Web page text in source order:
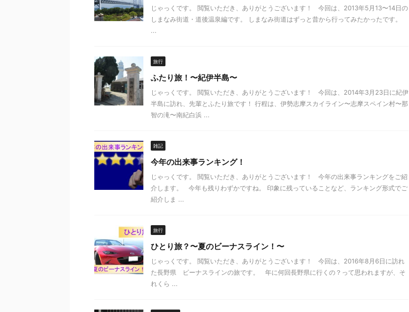
じゃっくです。 閲覧いただき、ありがとうございます！ 今回は、2013年5月13〜14日の
しまなみ街道・道後温泉編です。 しまなみ街道はずっと昔から行ってみたかったです。
...
旅行
ふたり旅！〜紀伊半島〜
じゃっくです。 閲覧いただき、ありがとうございます！ 今回は、2014年3月23日に紀伊
半島に訪れ、先輩とふたり旅です！ 行程は、伊勢志摩スカイライン〜志摩スペイン村〜那
智の滝〜南紀白浜 ...
雑記
今年の出来事ランキング！
じゃっくです。 閲覧いただき、ありがとうございます！ 今年の出来事ランキングをご紹
介します。 今年も残りわずかですね。 印象に残っていることなど、ランキング形式でご
紹介しま ...
旅行
ひとり旅？〜夏のビーナスライン！〜
じゃっくです。 閲覧いただき、ありがとうございます！ 今回は、2016年8月6日に訪れ
た長野県 ビーナスラインの旅です。 年に何回長野県に行くの？って思われますが、そ
れくら ...